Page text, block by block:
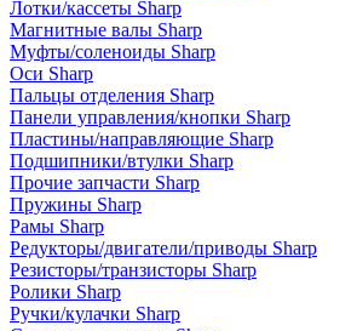
Лотки/кассеты Sharp
Магнитные валы Sharp
Муфты/соленоиды Sharp
Оси Sharp
Пальцы отделения Sharp
Панели управления/кнопки Sharp
Пластины/направляющие Sharp
Подшипники/втулки Sharp
Прочие запчасти Sharp
Пружины Sharp
Рамы Sharp
Редукторы/двигатели/приводы Sharp
Резисторы/транзисторы Sharp
Ролики Sharp
Ручки/кулачки Sharp